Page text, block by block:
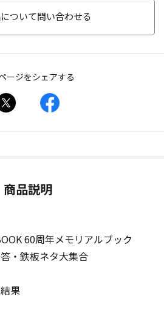
ついて問い合わせる
ージをシェアする
商品説明
60周年メモリアルブック
・鉄板ネタ大集合
果